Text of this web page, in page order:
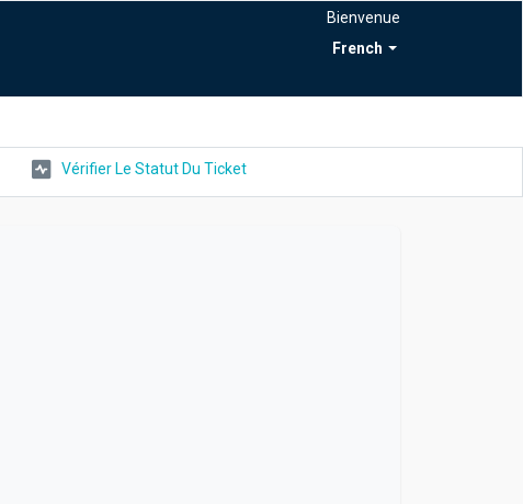
French
Bienvenue
Vérifier Le Statut Du Ticket